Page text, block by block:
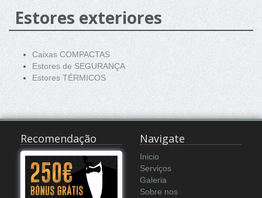
Estores exteriores
Caixas COMPACTAS
Estores de SEGURANÇA
Estores TÉRMICOS
Recomendação Navigate
Inicio
Serviços
Galeria
Sobre nos